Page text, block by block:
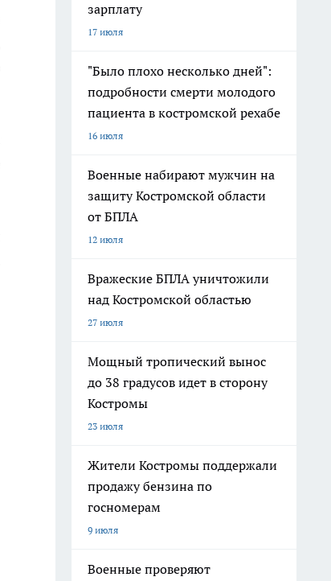
зарплату
17 июля
"Было плохо несколько дней":
подробности смерти молодого
пациента в костромской рехабе
16 июля
Военные набирают мужчин на
защиту Костромской области
от БПЛА
12 июля
Вражеские БПЛА уничтожили
над Костромской областью
27 июля
Мощный тропический вынос
до 38 градусов идет в сторону
Костромы
23 июля
Жители Костромы поддержали
продажу бензина по
госномерам
9 июля
Военные проверяют